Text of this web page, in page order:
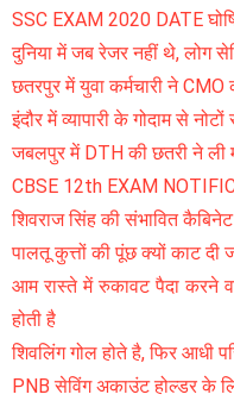
SSC EXAM 2020 DATE
दुनिया में जब रेजर नहीं थे, लोग
छतरपुर में युवा कर्मचारी ने CMO
इंदौर में व्यापारी के गोदाम से
जबलपुर में DTH की छतरी ने ली
CBSE 12th EXAM
शिवराज सिंह की संभावित
पालतू कुत्तों की पूंछ क्यों काट दी
आम रास्ते में रुकावट पैदा करने
होती है
शिवलिंग गोल होते है, फिर आधी
PNB सेविंग अकाउंट होल्डर के